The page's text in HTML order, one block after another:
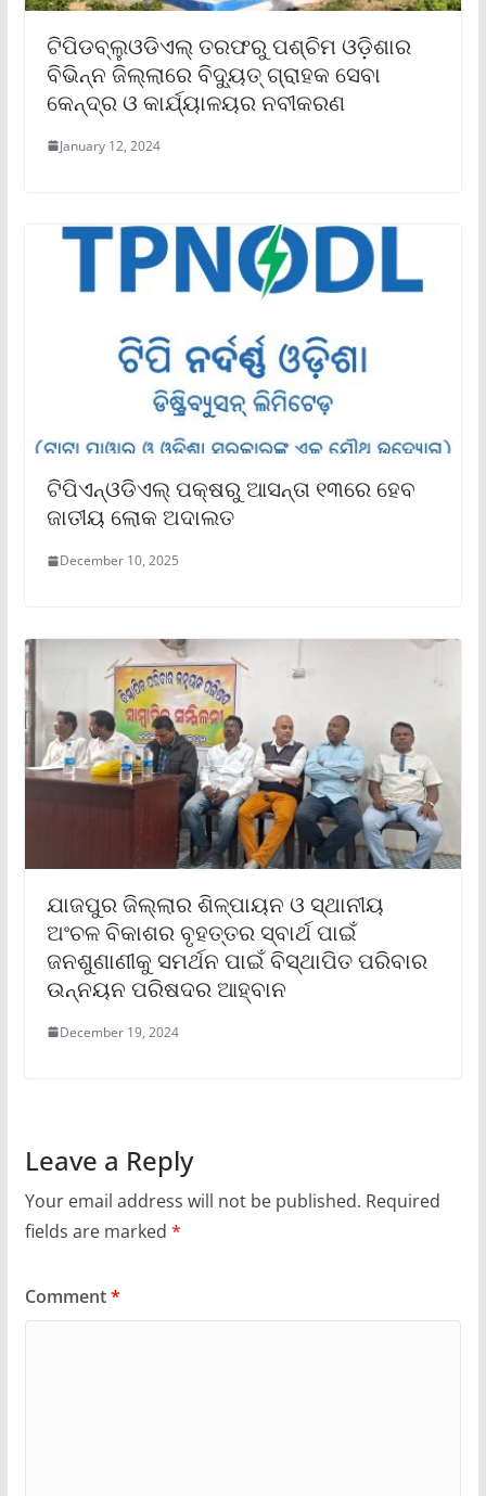
ଟିପିଡବ୍ଲୁଓଡିଏଲ୍ ତରଫରୁ ପଶ୍ଚିମ ଓଡ଼ିଶାର
ବିଭିନ୍ନ ଜିଲ୍ଲାରେ ବିଦ୍ୟୁତ୍ ଗ୍ରାହକ ସେବା
କେନ୍ଦ୍ର ଓ କାର୍ଯ୍ୟାଳୟର ନବୀକରଣ
January 12, 2024
ଟିପିଏନ୍ଓଡିଏଲ୍ ପକ୍ଷରୁ ଆସନ୍ତା ୧୩ରେ ହେବ
ଜାତୀୟ ଲୋକ ଅଦାଲତ
December 10, 2025
ଯାଜପୁର ଜିଲ୍ଲାର ଶିଳ୍ପାୟନ ଓ ସ୍ଥାନୀୟ
ଅଂଚଳ ବିକାଶର ବୃହତ୍ତର ସ୍ବାର୍ଥ ପାଇଁ
ଜନଶୁଣାଣୀକୁ ସମର୍ଥନ ପାଇଁ ବିସ୍ଥାପିତ ପରିବାର
ଉନ୍ନୟନ ପରିଷଦର ଆହ୍ବାନ
December 19, 2024
Leave a Reply
Your email address will not be published. Required
fields are marked *
Comment*